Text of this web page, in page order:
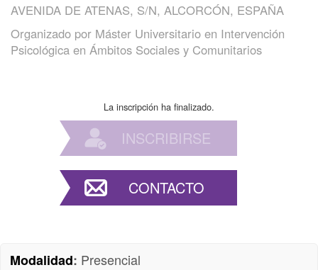
AVENIDA DE ATENAS, S/N, ALCORCÓN, ESPAÑA
Organizado por Máster Universitario en Intervención
Psicológica en Ámbitos Sociales y Comunitarios
La inscripción ha finalizado.
INSCRIBIRSE
CONTACTO
Modalidad: Presencial